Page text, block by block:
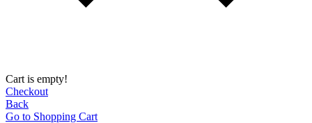
Cart is empty!
Checkout
Back
Go to Shopping Сart